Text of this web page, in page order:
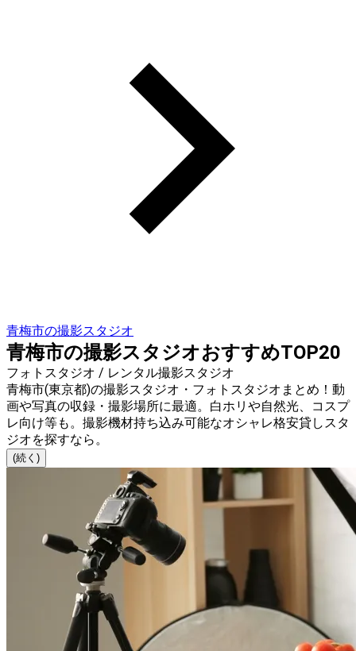
青梅市の撮影スタジオ
青梅市の撮影スタジオおすすめTOP20
フォトスタジオ / レンタル撮影スタジオ
青梅市(東京都)の撮影スタジオ・フォトスタジオまとめ！動
画や写真の収録・撮影場所に最適。白ホリや自然光、コスプ
レ向け等も。撮影機材持ち込み可能なオシャレ格安貸しスタ
ジオを探すなら。
(続く)